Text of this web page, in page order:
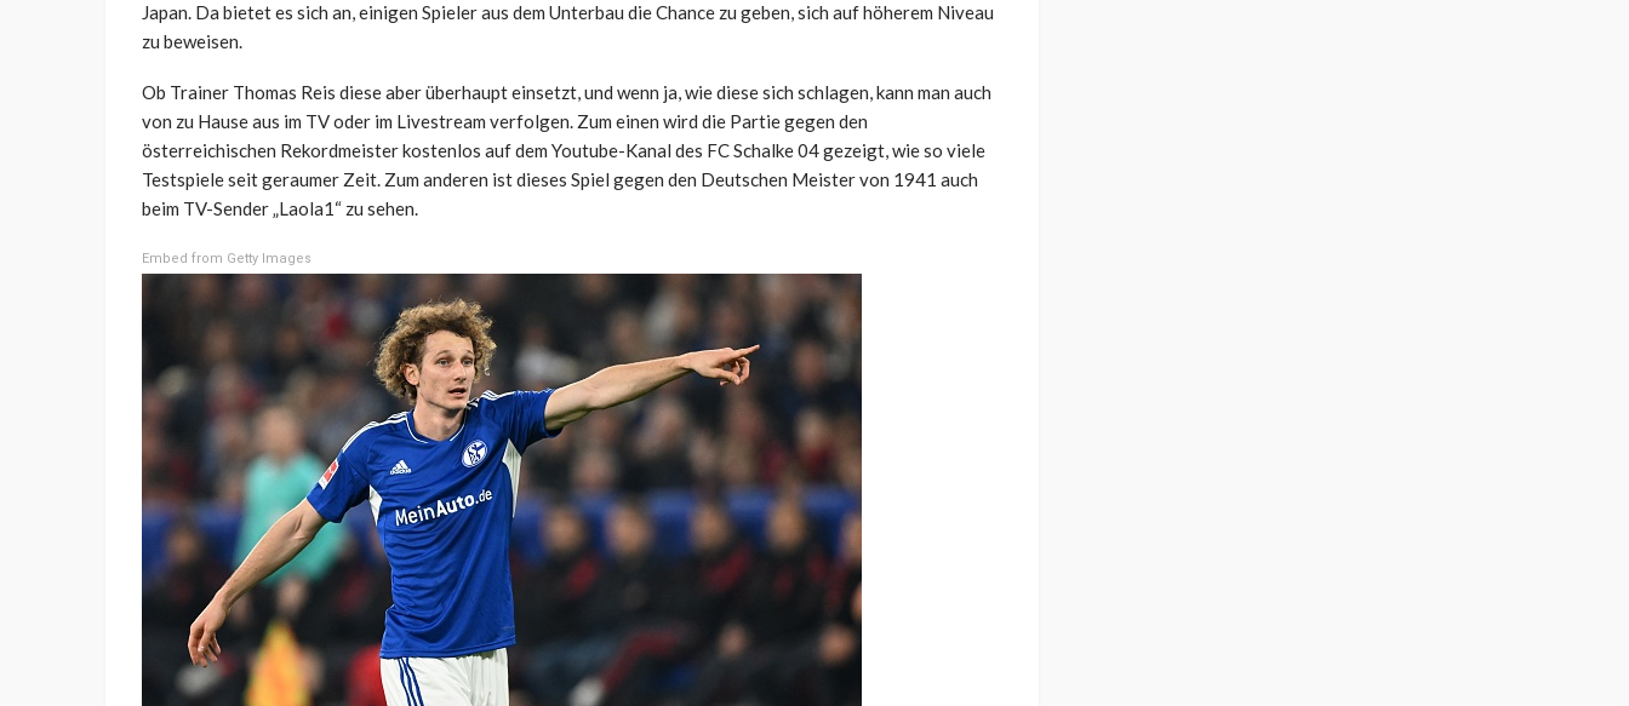
Japan. Da bietet es sich an, einigen Spieler aus dem Unterbau die Chance zu geben, sich auf höherem Niveau
zu beweisen.
Ob Trainer Thomas Reis diese aber überhaupt einsetzt, und wenn ja, wie diese sich schlagen, kann man auch
von zu Hause aus im TV oder im Livestream verfolgen. Zum einen wird die Partie gegen den
österreichischen Rekordmeister kostenlos auf dem Youtube-Kanal des FC Schalke 04 gezeigt, wie so viele
Testspiele seit geraumer Zeit. Zum anderen ist dieses Spiel gegen den Deutschen Meister von 1941 auch
beim TV-Sender „Laola1“ zu sehen.
Embed from Getty Images